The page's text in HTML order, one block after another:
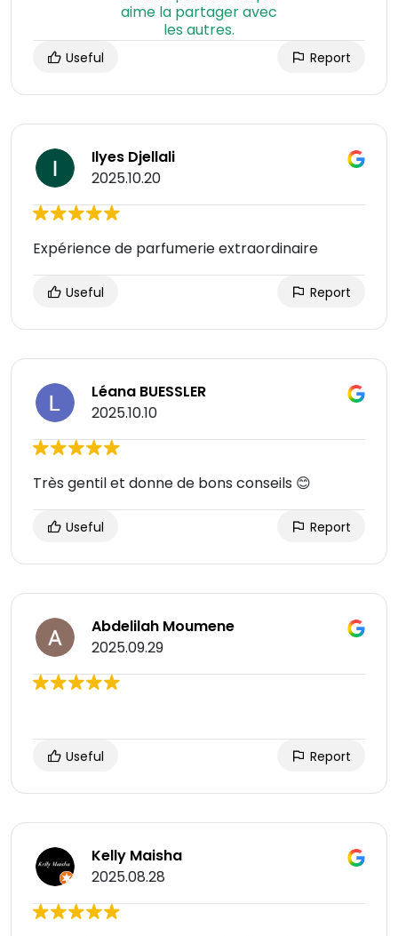
Useful Report
Ilyes Djellali
2025.10.20
Expérience de parfumerie extraordinaire
Useful Report
Léana BUESSLER
2025.10.10
Très gentil et donne de bons conseils 😊
Useful Report
Abdelilah Moumene
2025.09.29
Useful Report
Kelly Maisha
2025.08.28